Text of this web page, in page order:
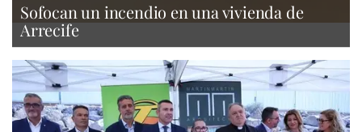
Sofocan un incendio en una vivienda de
Arrecife